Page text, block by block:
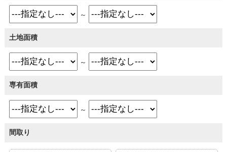
～
土地面積
～
専有面積
～
間取り